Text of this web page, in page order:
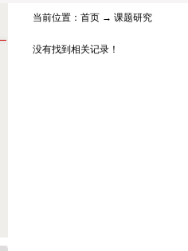
当前位置： 首页 → 课题研究
没有找到相关记录！